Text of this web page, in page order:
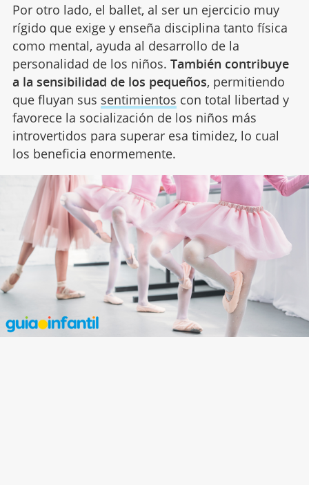
Por otro lado, el ballet, al ser un ejercicio muy
rígido que exige y enseña disciplina tanto física
como mental, ayuda al desarrollo de la
personalidad de los niños. También contribuye
a la sensibilidad de los pequeños, permitiendo
que fluyan sus sentimientos con total libertad y
favorece la socialización de los niños más
introvertidos para superar esa timidez, lo cual
los beneficia enormemente.